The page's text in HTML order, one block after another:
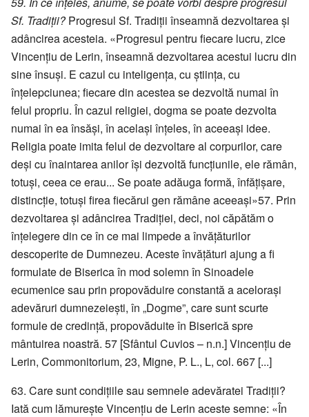
Sf. Tradiții?Progresul Sf. Tradiții înseamnă dezvoltarea și
adâncirea acesteia. «Progresul pentru fiecare lucru, zice
Vincențiu de Lerin, înseamnă dezvoltarea acestui lucru din
sine însuși. E cazul cu inteligența, cu știința, cu
înțelepciunea; fiecare din acestea se dezvoltă numai în
felul propriu. În cazul religiei, dogma se poate dezvolta
numai în ea însăși, în același înțeles, în aceeași idee.
Religia poate imita felul de dezvoltare al corpurilor, care
deși cu înaintarea anilor își dezvoltă funcțiunile, ele rămân,
totuși, ceea ce erau... Se poate adăuga formă, înfățișare,
distincție, totuși firea fiecărui gen rămâne aceeași»57. Prin
dezvoltarea și adâncirea Tradiției, deci, noi căpătăm o
înțelegere din ce în ce mai limpede a învățăturilor
descoperite de Dumnezeu. Aceste învățături ajung a fi
formulate de Biserica în mod solemn în Sinoadele
ecumenice sau prin propovăduire constantă a acelorași
adevăruri dumnezeiești, în „Dogme”, care sunt scurte
formule de credință, propovăduite în Biserică spre
mântuirea noastră. 57 [Sfântul Cuvios – n.n.] Vincențiu de
Lerin, Commonitorium, 23, Migne, P. L., L, col. 667 [...]
63. Care sunt condițiile sau semnele adevăratei Tradiții?
Iată cum lămurește Vincențiu de Lerin aceste semne: «În